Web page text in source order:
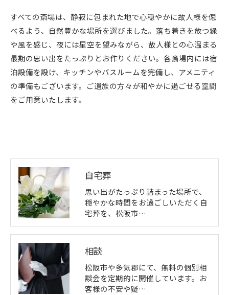
すべての斎場は、静寂に包まれた地で心穏やかに故人様を偲
べるよう、自然豊かな場所を選びました。落ち着きを放つ緑
や風を感じ、夜には星空を望みながら、故人様との心温まる
最期の思い出をたっぷりとお作りください。各斎場内には宿
泊設備を設け、キッチンやバスルームを完備し、アメニティ
の準備もございます。ご遺族の方々が和やかに過ごせる空間
をご用意いたします。
自宅葬
思い出がたっぷり詰まった場所で、
穏やかな時間をお過ごしいただく自
宅葬を、松阪市…
相談
松阪市や多気郡にて、無料の個別相
談会を定期的に開催しています。お
客様の不安や疑…